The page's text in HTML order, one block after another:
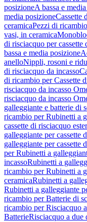
posizioneA bassa e
media posizioneCassette
ceramicaPezzi di
vasi, in ceramica
di risciacquo per cassette
bassa e media posizione
anelloNippli, rosoni e
di risciacquo da incasso
di ricambio per Cassette
risciacquo da incasso
risciacquo da incasso
galleggiante e batterie di
ricambio per Rubinetti a
cassette di risciacquo
galleggiante per cassette
galleggiante per cassette
per Rubinetti a
incassoRubinetti a
ricambio per Rubinetti a
ceramicaRubinetti a
Rubinetti a galleggiante
ricambio per Batterie di
ricambio per Risciacquo
BatterieRisciacquo a due